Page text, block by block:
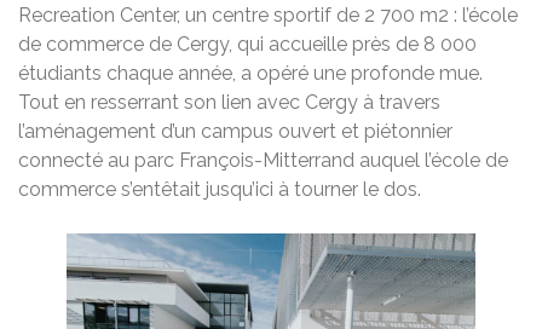
Recreation Center, un centre sportif de 2 700 m2 : l’école
de commerce de Cergy, qui accueille près de 8 000
étudiants chaque année, a opéré une profonde mue.
Tout en resserrant son lien avec Cergy à travers
l’aménagement d’un campus ouvert et piétonnier
connecté au parc François-Mitterrand auquel l’école de
commerce s’entêtait jusqu’ici à tourner le dos.